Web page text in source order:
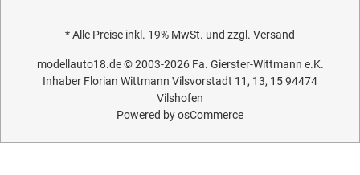
* Alle Preise inkl. 19% MwSt. und zzgl. Versand
modellauto18.de© 2003-2026 Fa. Gierster-Wittmann e.K.
Inhaber Florian Wittmann Vilsvorstadt 11, 13, 15 94474
Vilshofen
Powered byosCommerce